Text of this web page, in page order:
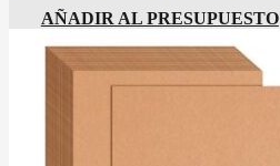
AÑADIR AL PRESUPUESTO